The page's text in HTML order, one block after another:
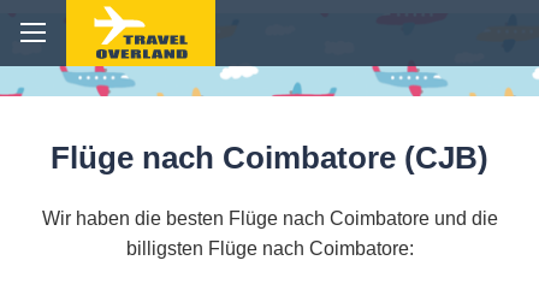
Flüge nach Coimbatore (CJB)
Wir haben die besten Flüge nach Coimbatore und die
billigsten Flüge nach Coimbatore: